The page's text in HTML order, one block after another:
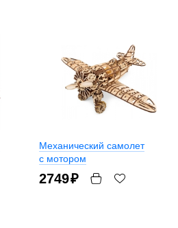
Механический самолет
с мотором
2749₽